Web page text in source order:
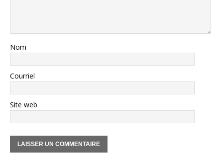
Nom
Courriel
Site web